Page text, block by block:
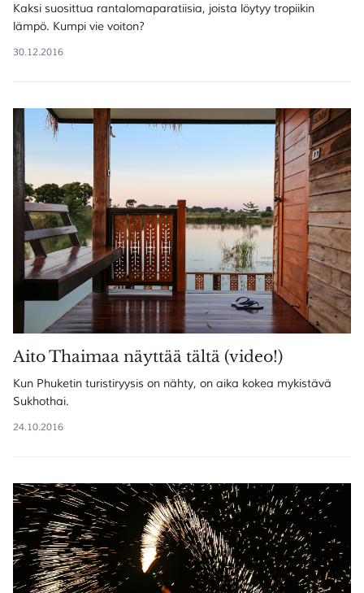
Kaksi suosittua rantalomaparatiisia, joista löytyy tropiikin
lämpö. Kumpi vie voiton?
30.12.2016
Aito Thaimaa näyttää tältä (video!)
Kun Phuketin turistiryysis on nähty, on aika kokea mykistävä
Sukhothai.
24.10.2016